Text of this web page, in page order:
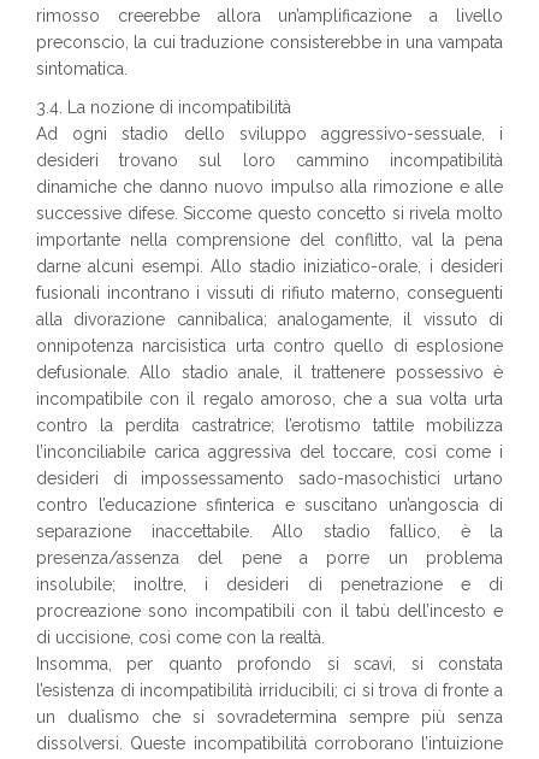
rimosso creerebbe allora un’amplificazione a livello
preconscio, la cui traduzione consisterebbe in una vampata
sintomatica.
3.4. La nozione di incompatibilità
Ad ogni stadio dello sviluppo aggressivo-sessuale, i
desideri trovano sul loro cammino incompatibilità
dinamiche che danno nuovo impulso alla rimozione e alle
successive difese. Siccome questo concetto si rivela molto
importante nella comprensione del conflitto, val la pena
darne alcuni esempi. Allo stadio iniziatico-orale, i desideri
fusionali incontrano i vissuti di rifiuto materno, conseguenti
alla divorazione cannibalica; analogamente, il vissuto di
onnipotenza narcisistica urta contro quello di esplosione
defusionale. Allo stadio anale, il trattenere possessivo è
incompatibile con il regalo amoroso, che a sua volta urta
contro la perdita castratrice; l’erotismo tattile mobilizza
l’inconciliabile carica aggressiva del toccare, così come i
desideri di impossessamento sado-masochistici urtano
contro l’educazione sfinterica e suscitano un’angoscia di
separazione inaccettabile. Allo stadio fallico, è la
presenza/assenza del pene a porre un problema
insolubile; inoltre, i desideri di penetrazione e di
procreazione sono incompatibili con il tabù dell’incesto e
di uccisione, così come con la realtà.
Insomma, per quanto profondo si scavi, si constata
l’esistenza di incompatibilità irriducibili; ci si trova di fronte a
un dualismo che si sovradetermina sempre più senza
dissolversi. Queste incompatibilità corroborano l’intuizione